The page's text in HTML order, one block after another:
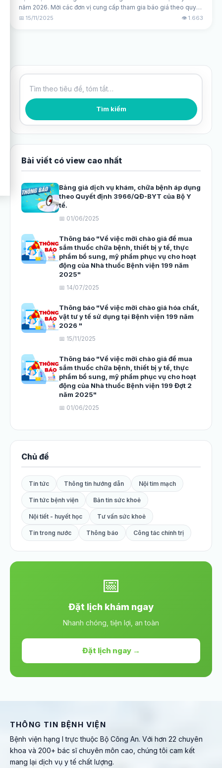
năm 2026. Mời các đơn vị cung cấp tham gia báo giá theo quy
định.
📅 15/11/2025 👁️ 1.663
Tìm kiếm bài viết Tìm kiếm
Bài viết có view cao nhất
Bảng giá dịch vụ khám, chữa bệnh áp dụng
theo Quyết định 3966/QĐ-BYT của Bộ Y
tế.
📅 01/06/2025
Thông báo "Về việc mời chào giá để mua
sắm thuốc chữa bệnh, thiết bị y tế, thực
phẩm bổ sung, mỹ phẩm phục vụ cho hoạt
động của Nhà thuốc Bệnh viện 199 năm
2025"
📅 14/07/2025
Thông báo "Về việc mời chào giá hóa chất,
vật tư y tế sử dụng tại Bệnh viện 199 năm
2026 "
📅 15/11/2025
Thông báo "Về việc mời chào giá để mua
sắm thuốc chữa bệnh, thiết bị y tế, thực
phẩm bổ sung, mỹ phẩm phục vụ cho hoạt
động của Nhà thuốc Bệnh viện 199 Đợt 2
năm 2025"
📅 01/06/2025
Chủ đề
Tin tức Thông tin hướng dẫn Nội tim mạch
Tin tức bệnh viện Bản tin sức khoẻ
Nội tiết - huyết học Tư vấn sức khoẻ
Tin trong nước Thông báo Công tác chính trị
📅
Đặt lịch khám ngay
Nhanh chóng, tiện lợi, an toàn
Đặt lịch ngay →
THÔNG TIN BỆNH VIỆN
Bệnh viện hạng I trực thuộc Bộ Công An. Với hơn 22 chuyên
khoa và 200+ bác sĩ chuyên môn cao, chúng tôi cam kết
mang lại dịch vụ y tế chất lượng.